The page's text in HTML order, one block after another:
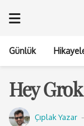
Günlük
Hey
Çıplak Yazar